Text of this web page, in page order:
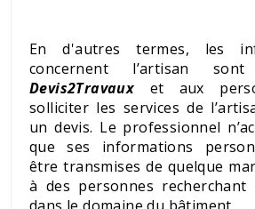
En d'autres termes, les
concernent l’artisan
Devis2Travaux et aux
solliciter les services de
un devis. Le professionnel
que ses informations
être transmises de quelque
à des personnes recherchant